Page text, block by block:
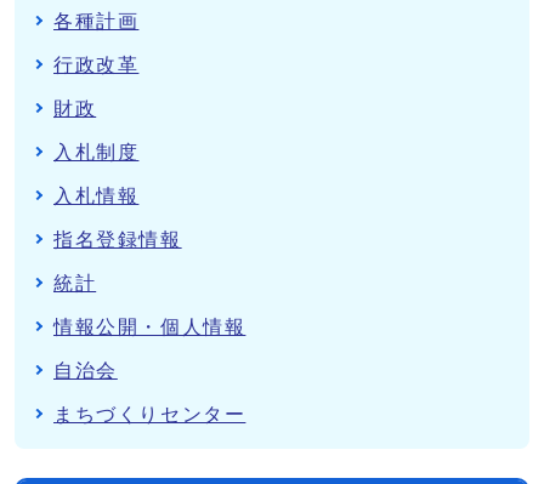
各種計画
行政改革
財政
入札制度
入札情報
指名登録情報
統計
情報公開・個人情報
自治会
まちづくりセンター